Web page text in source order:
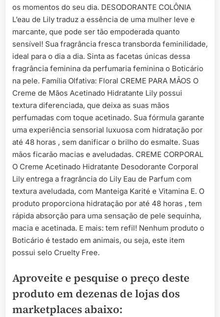
os momentos do seu dia. DESODORANTE COLÔNIA
L’eau de Lily traduz a essência de uma mulher leve e
marcante, que pode ser tão empoderada quanto
sensível! Sua fragrância fresca transborda feminilidade,
ideal para o dia a dia. Sinta as facetas únicas dessa
fragrância feminina da perfumaria feminina o Boticário
na pele. Família Olfativa: Floral CREME PARA MÃOS O
Creme de Mãos Acetinado Hidratante Lily possui
textura diferenciada, que deixa as suas mãos
perfumadas com toque acetinado. Sua fórmula garante
uma experiência sensorial luxuosa com hidratação por
até 48 horas , sem danificar o brilho do esmalte. Suas
mãos ficarão macias e aveludadas. CREME CORPORAL
O Creme Acetinado Hidratante Desodorante Corporal
Lily entrega a fragrância do Lily Eau de Parfum com
textura aveludada, com Manteiga Karité e Vitamina E. O
produto proporciona hidratação por até 48 horas , tem
rápida absorção para uma sensação de pele sequinha,
macia e acetinada. E mais: tem refil! Nenhum produto o
Boticário é testado em animais, ou seja, este item
possui selo Cruelty Free.
Aproveite e pesquise o preço deste
produto em dezenas de lojas dos
marketplaces abaixo: